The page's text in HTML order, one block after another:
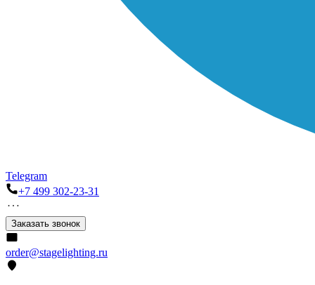
Telegram
+7 499 302-23-31
Заказать звонок
order@stagelighting.ru